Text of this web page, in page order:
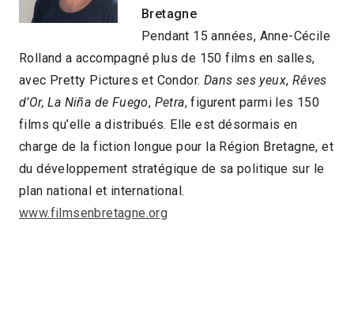
Bretagne
Pendant 15 années, Anne-Cécile
Rolland a accompagné plus de 150 films en salles,
avec Pretty Pictures et Condor. Dans ses yeux, Rêves
d’Or, La Niña de Fuego, Petra, figurent parmi les 150
films qu’elle a distribués. Elle est désormais en
charge de la fiction longue pour la Région Bretagne, et
du développement stratégique de sa politique sur le
plan national et international.
www.filmsenbretagne.org